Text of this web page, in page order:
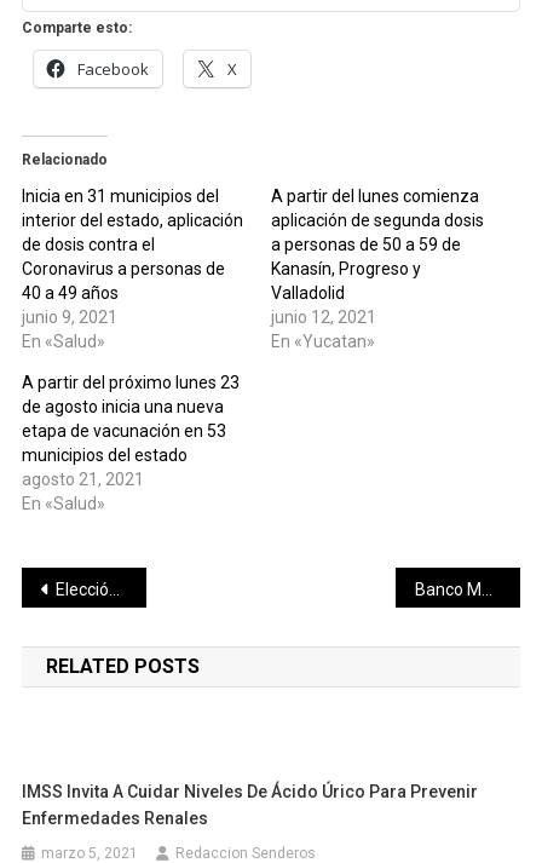
Comparte esto:
Facebook X
Relacionado
Inicia en 31 municipios del
interior del estado, aplicación
de dosis contra el
Coronavirus a personas de
40 a 49 años
junio 9, 2021
En «Salud»
A partir del lunes comienza
aplicación de segunda dosis
a personas de 50 a 59 de
Kanasín, Progreso y
Valladolid
junio 12, 2021
En «Yucatan»
A partir del próximo lunes 23
de agosto inicia una nueva
etapa de vacunación en 53
municipios del estado
agosto 21, 2021
En «Salud»
Navegación
de
entradas
Elección de Estado e inconsistencias en el Programa de Resultados Preliminares del INE: Oscar Brito
RELATED POSTS
IMSS Invita A Cuidar Niveles De Ácido Úrico Para Prevenir
Enfermedades Renales
marzo 5, 2021 Redaccion Senderos